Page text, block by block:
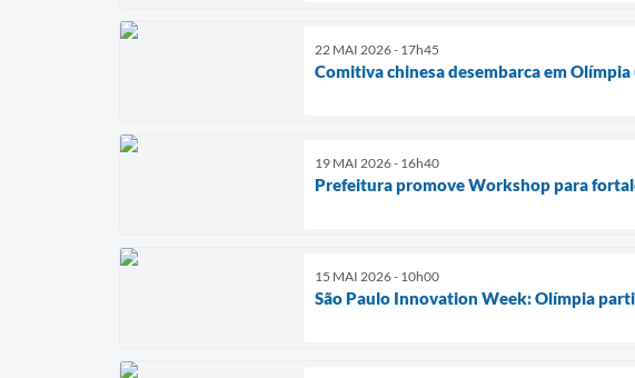
22 MAI 2026 - 17h45
Comitiva chinesa desembarca em
19 MAI 2026 - 16h40
Prefeitura promove Workshop para
15 MAI 2026 - 10h00
São Paulo Innovation Week: Olímpia